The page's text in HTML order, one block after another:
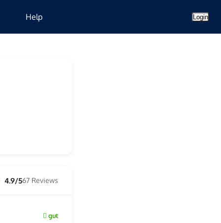
Help Login
4.9/567 Reviews
gut